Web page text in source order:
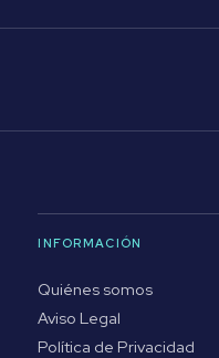
INFORMACIÓN
Quiénes somos
Aviso Legal
Política de Privacidad